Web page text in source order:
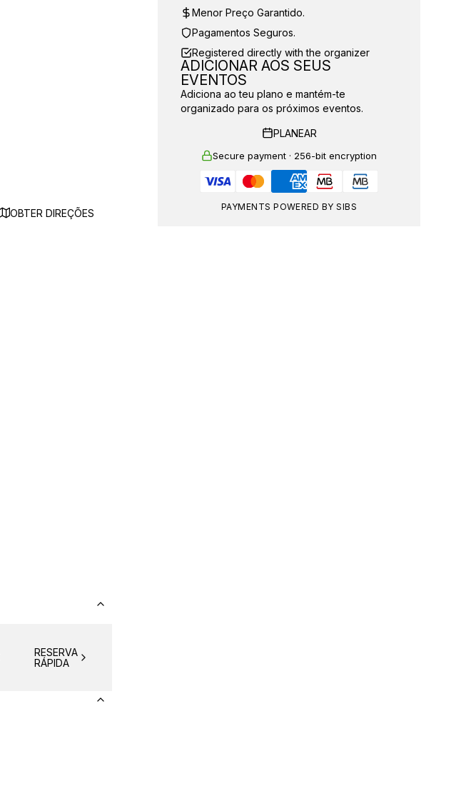
OBTER DIREÇÕES
RESERVA
RÁPIDA
Menor Preço Garantido.
Pagamentos Seguros.
Registered directly with the organizer
ADICIONAR AOS SEUS
EVENTOS
Adiciona ao teu plano e mantém-te
organizado para os próximos eventos.
PLANEAR
Secure payment · 256-bit encryption
PAYMENTS POWERED BY SIBS